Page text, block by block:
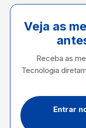
Veja as
Receba as
Tecnologia
Entrar